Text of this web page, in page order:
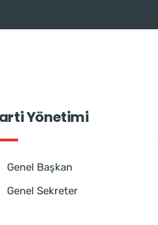
Yönetimi
Genel Başkan
Genel Sekreter